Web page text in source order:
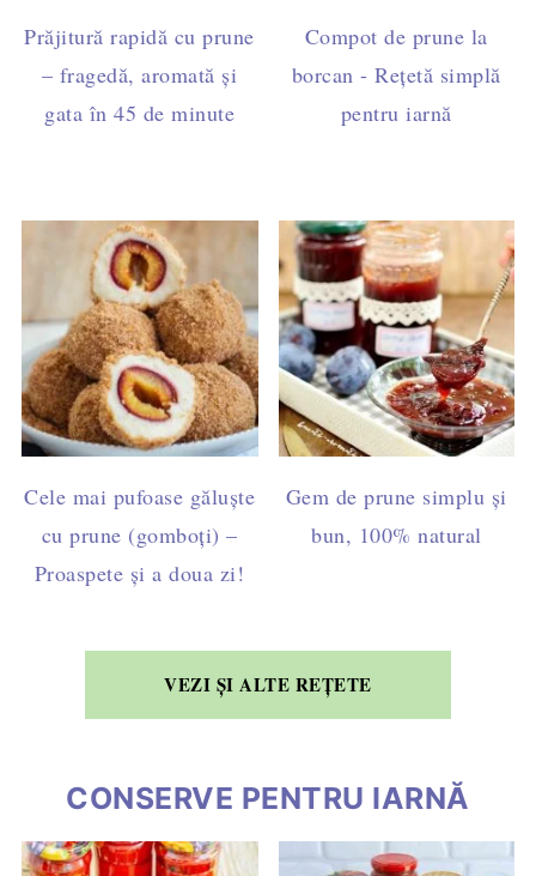
Prăjitură rapidă cu prune
– fragedă, aromată și
gata în 45 de minute
Compot de prune la
borcan - Rețetă simplă
pentru iarnă
Cele mai pufoase găluște
cu prune (gomboți) –
Proaspete și a doua zi!
Gem de prune simplu și
bun, 100% natural
VEZI ȘI ALTE REȚETE
CONSERVE PENTRU IARNĂ